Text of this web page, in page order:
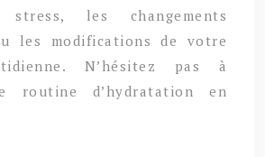
les changements
les modifications de votre
N’hésitez pas à
routine d’hydratation en